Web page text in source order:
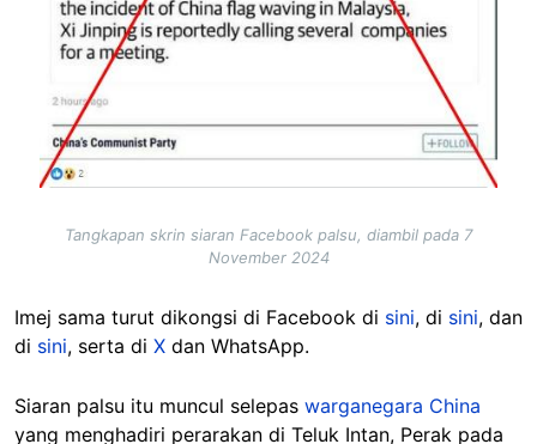
Tangkapan skrin siaran Facebook palsu, diambil pada 7
November 2024
Imej sama turut dikongsi di Facebook di sini, di sini, dan
di sini, serta di X dan WhatsApp.
Siaran palsu itu muncul selepas warganegara China
yang menghadiri perarakan di Teluk Intan, Perak pada